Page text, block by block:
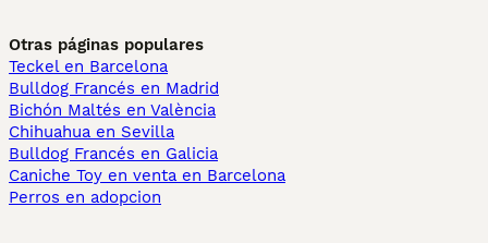
Otras páginas populares
Teckel en Barcelona
Bulldog Francés en Madrid
Bichón Maltés en València
Chihuahua en Sevilla
Bulldog Francés en Galicia
Caniche Toy en venta en Barcelona
Perros en adopcion